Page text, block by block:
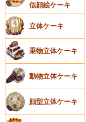
似顔絵ケーキ
立体ケーキ
乗物立体ケーキ
動物立体ケーキ
顔型立体ケーキ